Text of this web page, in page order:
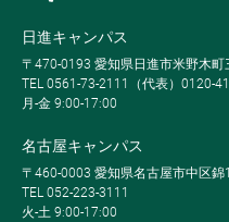
日進キャンパス
〒470-0193 愛知県日進市米野木町
TEL 0561-73-2111（代表）0120-
月-金 9:00-17:00
名古屋キャンパス
〒460-0003 愛知県名古屋市中区錦
TEL 052-223-3111
火-土 9:00-17:00